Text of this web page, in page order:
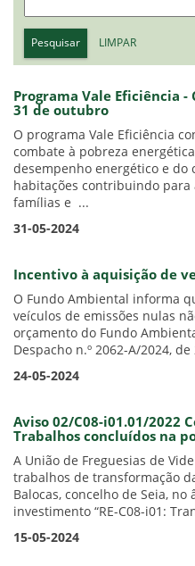
Pesquisar LIMPAR
Programa Vale Eficiência
31 de outubro
O programa Vale Eficiência
combate à pobreza
desempenho energético e do
habitações contribuindo para
famílias e ...
31-05-2024
Incentivo à aquisição de
O Fundo Ambiental informa
veículos de emissões nulas
orçamento do Fundo
Despacho n.º 2062-A/2024,
24-05-2024
Aviso 02/C08-i01.01/2022
Trabalhos concluídos na
A União de Freguesias de
trabalhos de transformação
Balocas, concelho de Seia,
investimento “RE-C08-i01:
15-05-2024